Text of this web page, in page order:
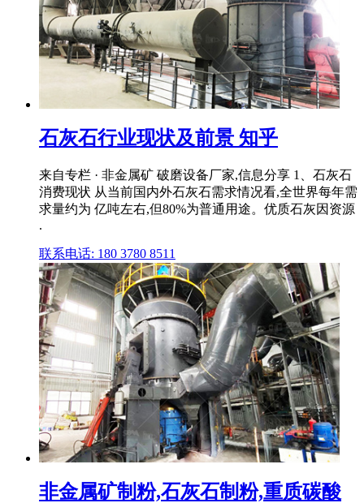
石灰石行业现状及前景 知乎
来自专栏 · 非金属矿 破磨设备厂家,信息分享 1、石灰石
消费现状 从当前国内外石灰石需求情况看,全世界每年需
求量约为 亿吨左右,但80%为普通用途。优质石灰因资源
.
联系电话: 180 3780 8511
非金属矿制粉,石灰石制粉,重质碳酸